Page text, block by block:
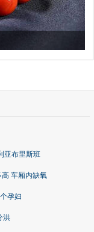
亚布里斯班
车厢内缺氧
孕妇
洪